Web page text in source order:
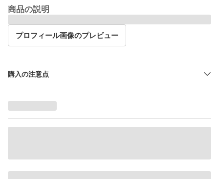
商品の説明
プロフィール画像のプレビュー
購入の注意点